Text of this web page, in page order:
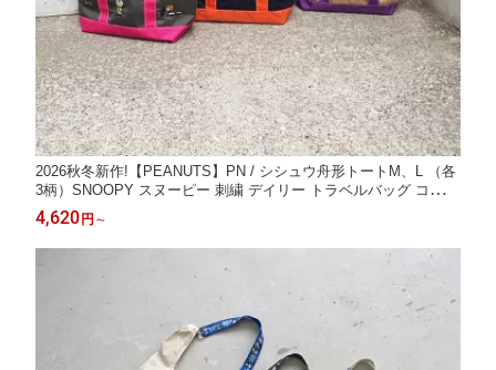
2026秋冬新作!【PEANUTS】PN / シシュウ舟形トートM、L （各
3柄）SNOOPY スヌーピー 刺繍 デイリー トラベルバッグ コンシ
ェルジュ楽天市場店 ヘミングス公式ショップ ギフト
4,620円 ～